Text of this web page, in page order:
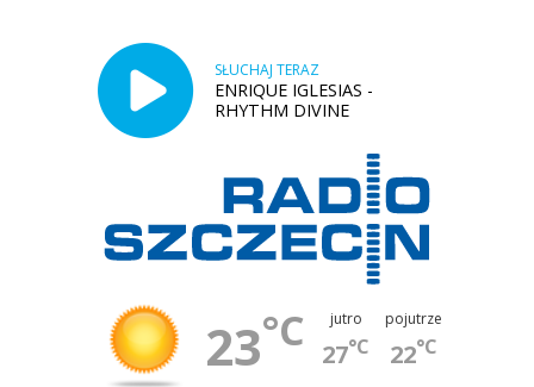
SŁUCHAJ TERAZ
ENRIQUE IGLESIAS -
RHYTHM DIVINE
23°C jutro
27°C
pojutrze
22°C